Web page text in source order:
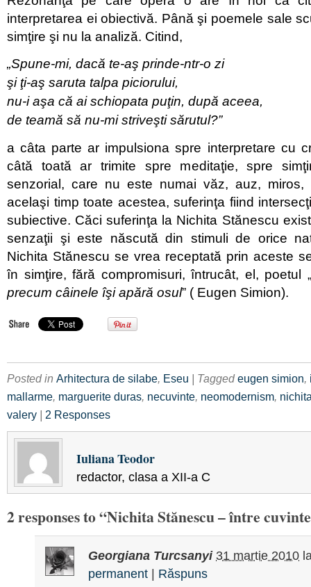
interpretarea ei obiectivă. Până şi poemele sale
simţire şi nu la analiză. Citind,
„Spune-mi, dacă te-aş prinde-ntr-o zi
şi ţi-aş saruta talpa piciorului,
nu-i aşa că ai schiopata puţin, după aceea,
de teamă să nu-mi striveşti sărutul?”
a câta parte ar impulsiona spre interpretare cu
câtă toată ar trimite spre meditaţie, spre
senzorial, care nu este numai văz, auz,
acelaşi timp toate acestea, suferinţa fiind
subiective. Căci suferinţa la Nichita Stănescu
senzaţii şi este născută din stimuli de orice
Nichita Stănescu se vrea receptată prin aceste
în simţire, fără compromisuri, întrucât, el, poetul „
precum câinele îşi apără osul” ( Eugen Simion).
Posted in Arhitectura de silabe, Eseu | Taggedeugen simion,
mallarme, marguerite duras, necuvinte, neomodernism,
valery | 2 Responses
Iuliana Teodor
redactor, clasa a XII-a C
2 responses to “Nichita Stănescu – între
Georgiana Turcsanyi 31 martie 2010
permanent
Răspuns